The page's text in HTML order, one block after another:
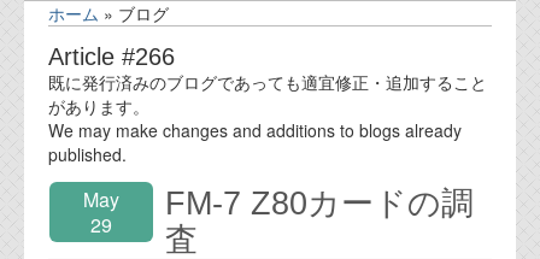
ニュース
業務内容
会社案内
ホーム » ブログ
Article #266
既に発行済みのブログであっても適宜修正・追加すること
があります。
We may make changes and additions to blogs already
published.
May
29
FM-7 Z80カードの調
査